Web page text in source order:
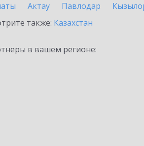
Актау Павлодар
также: Казахстан
в вашем регионе: